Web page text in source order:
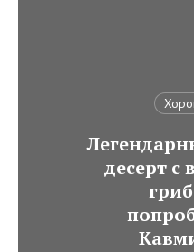
десерт с